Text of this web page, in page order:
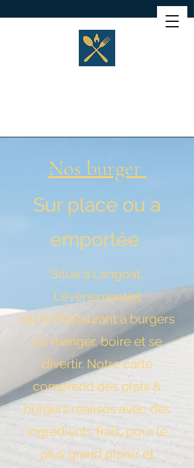
Nos burger
Sur place ou a
emportée
Situé à Langoat,
L'événementiel
est le Restaurant à burgers
où manger, boire et se
divertir. Notre carte
comprend des plats &
burgers réalisés avec des
ingrédients frais, pour le
plus grand plaisir et